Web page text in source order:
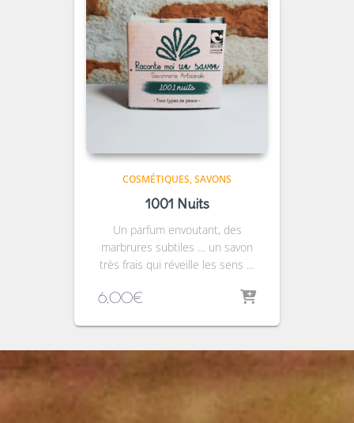
COSMÉTIQUES SAVONS
1001 Nuits
Un parfum envoutant, des
marbrures subtiles … un savon
très frais qui réveille les sens …
6,00€